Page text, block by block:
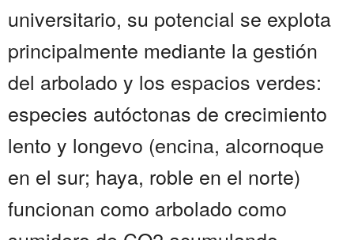
universitario, su potencial se explota
principalmente mediante la gestión
del arbolado y los espacios verdes:
especies autóctonas de crecimiento
lento y longevo (encina, alcornoque
en el sur; haya, roble en el norte)
funcionan como arbolado como